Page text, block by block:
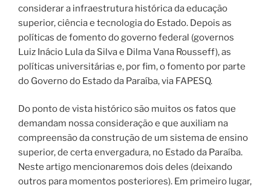
considerar a infraestrutura histórica da educação
superior, ciência e tecnologia do Estado. Depois as
políticas de fomento do governo federal (governos
Luiz Inácio Lula da Silva e Dilma Vana Rousseff), as
políticas universitárias e, por fim, o fomento por parte
do Governo do Estado da Paraíba, via FAPESQ.
Do ponto de vista histórico são muitos os fatos que
demandam nossa consideração e que auxiliam na
compreensão da construção de um sistema de ensino
superior, de certa envergadura, no Estado da Paraíba.
Neste artigo mencionaremos dois deles (deixando
outros para momentos posteriores). Em primeiro lugar,